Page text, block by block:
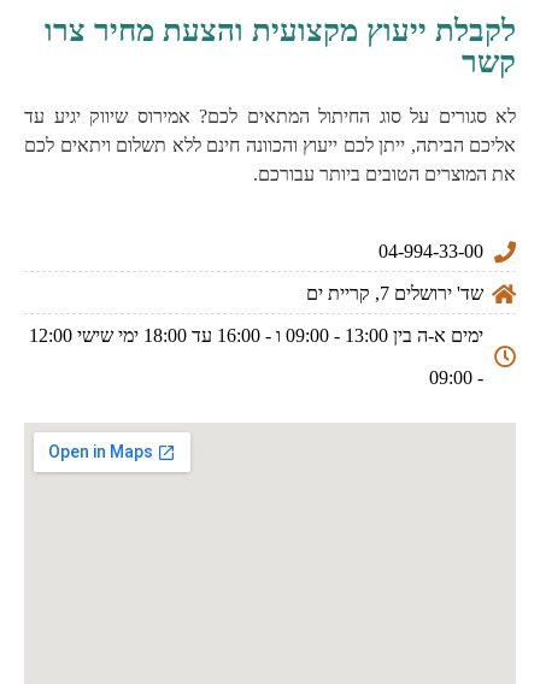
לקבלת ייעוץ מקצועית והצעת מחיר צרו
קשר
לא סגורים על סוג החיתול המתאים לכם? אמירוס שיווק יגיע עד
אליכם הביתה, ייתן לכם ייעוץ והכוונה חינם ללא תשלום ויתאים לכם
את המוצרים הטובים ביותר עבורכם.
04-994-33-00
שד' ירושלים 7, קריית ים
ימים א-ה בין 13:00 - 09:00 ו - 16:00 עד 18:00 ימי שישי 12:00
- 09:00